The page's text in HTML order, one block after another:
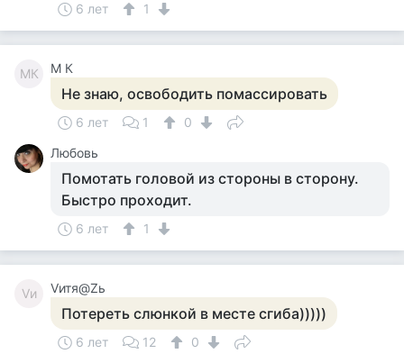
6 лет 1
MК M К
Не знаю, освободить помассировать
6 лет 1
0
Любовь
Помотать головой из стороны в сторону.
Быстро проходит.
6 лет 1
Vи Vитя@Zь
Потереть слюнкой в месте сгиба)))))
6 лет 12
0